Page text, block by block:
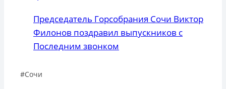
Председатель Горсобрания Сочи Виктор
Филонов поздравил выпускников с
Последним звонком
Метки
#Сочи